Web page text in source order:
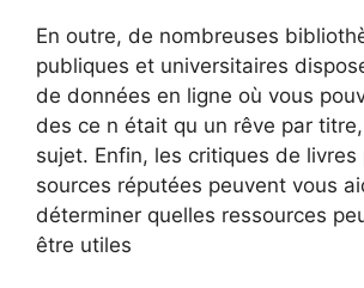
En outre, de nombreuses
publiques et universitaires
de données en ligne où vous
des ce n était qu un rêve par
sujet. Enfin, les critiques de
sources réputées peuvent vous
déterminer quelles ressources
être utiles